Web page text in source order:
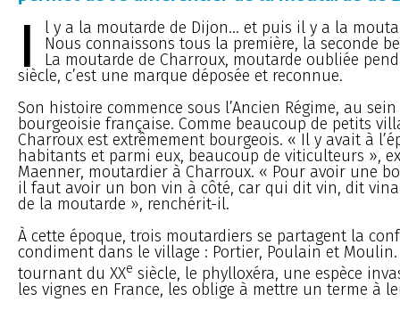
I
l y a la moutarde de Dijon... et puis il y a la
Nous connaissons tous la première, la seconde
La moutarde de Charroux, moutarde oubliée
siècle, c’est une marque déposée et reconnue.
Son histoire commence sous l’Ancien Régime, au
bourgeoisie française. Comme beaucoup de petits
Charroux est extrêmement bourgeois. « Il y avait à
habitants et parmi eux, beaucoup de viticulteurs »,
Maenner, moutardier à Charroux. « Pour avoir une
il faut avoir un bon vin à côté, car qui dit vin, dit
de la moutarde », renchérit-il.
À cette époque, trois moutardiers se partagent la
condiment dans le village : Portier, Poulain et
tournant du XXe siècle, le phylloxéra, une espèce
les vignes en France, les oblige à mettre un terme à